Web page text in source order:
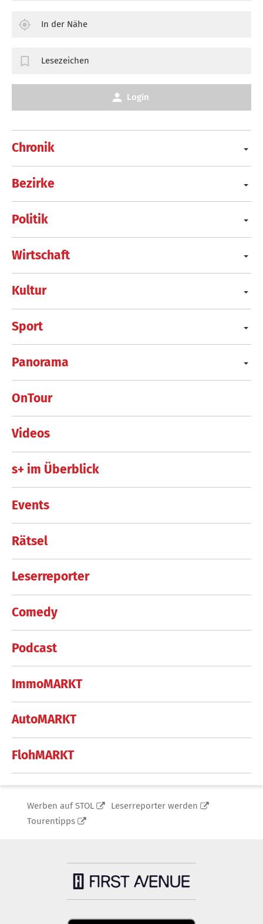
Chronik
Bezirke
Politik
Wirtschaft
Kultur
Sport
Panorama
OnTour
Videos
s+ im Überblick
Events
Rätsel
Leserreporter
Comedy
Podcast
ImmoMARKT
AutoMARKT
FlohMARKT
In der Nähe
Lesezeichen
Login
Werben auf STOL
Leserreporter werden
Tourentipps